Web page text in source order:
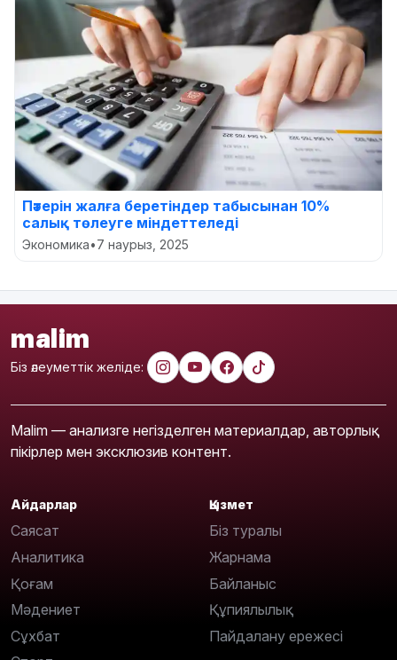
Пәтерін жалға беретіндер табысынан 10%
салық төлеуге міндеттеледі
Экономика•7 наурыз, 2025
malim
Біз әлеуметтік желіде:
Malim — анализге негізделген материалдар, авторлық
пікірлер мен эксклюзив контент.
Айдарлар
Саясат
Аналитика
Қоғам
Мәдениет
Сұхбат
Қызмет
Біз туралы
Жарнама
Байланыс
Құпиялылық
Пайдалану ережесі